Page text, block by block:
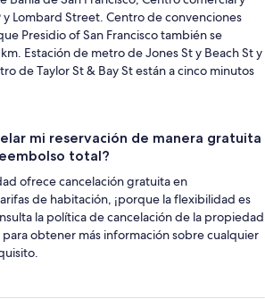
y Lombard Street. Centro de convenciones
Presidio of San Francisco también se
Estación de metro de Jones St y Beach St y
de Taylor St & Bay St están a cinco minutos
mi reservación de manera gratuita
total?
ofrece cancelación gratuita en
de habitación, ¡porque la flexibilidad es
la política de cancelación de la propiedad
obtener más información sobre cualquier